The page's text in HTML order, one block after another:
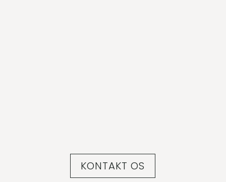
KONTAKT OS